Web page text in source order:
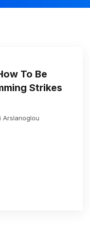
To Be
Strikes
Arslanoglou